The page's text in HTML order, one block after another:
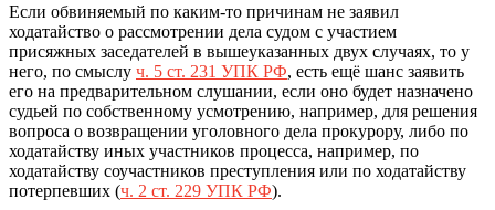
Если обвиняемый по каким-то причинам не заявил
ходатайство о рассмотрении дела судом с участием
присяжных заседателей в вышеуказанных двух случаях, то у
него, по смыслу ч. 5 ст. 231 УПК РФ, есть ещё шанс заявить
его на предварительном слушании, если оно будет назначено
судьей по собственному усмотрению, например, для решения
вопроса о возвращении уголовного дела прокурору, либо по
ходатайству иных участников процесса, например, по
ходатайству соучастников преступления или по ходатайству
потерпевших (ч. 2 ст. 229 УПК РФ).